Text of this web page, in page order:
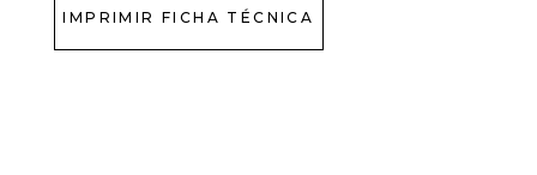
IMPRIMIR FICHA TÉCNICA